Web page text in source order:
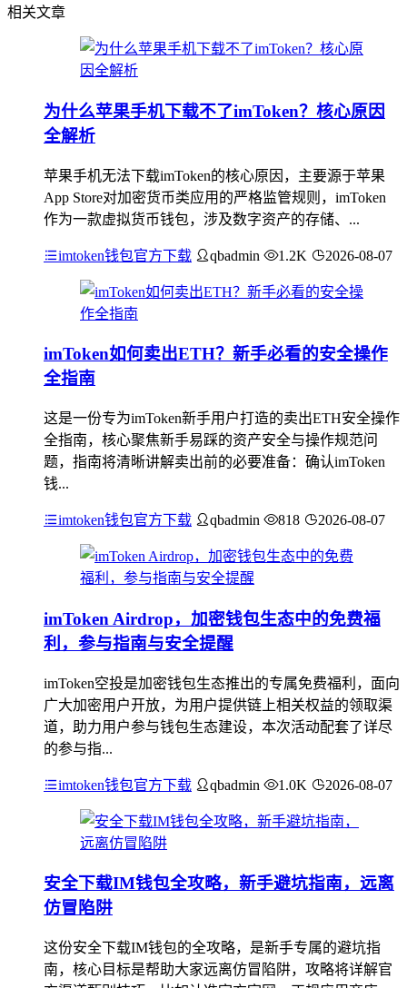
相关文章
为什么苹果手机下载不了imToken？核心原因
全解析
苹果手机无法下载imToken的核心原因，主要源于苹果
App Store对加密货币类应用的严格监管规则，imToken
作为一款虚拟货币钱包，涉及数字资产的存储、...
imtoken钱包官方下载 qbadmin 1.2K 2026-08-07
imToken如何卖出ETH？新手必看的安全操作
全指南
这是一份专为imToken新手用户打造的卖出ETH安全操作
全指南，核心聚焦新手易踩的资产安全与操作规范问
题，指南将清晰讲解卖出前的必要准备：确认imToken
钱...
imtoken钱包官方下载 qbadmin 818 2026-08-07
imToken Airdrop，加密钱包生态中的免费福
利，参与指南与安全提醒
imToken空投是加密钱包生态推出的专属免费福利，面向
广大加密用户开放，为用户提供链上相关权益的领取渠
道，助力用户参与钱包生态建设，本次活动配套了详尽
的参与指...
imtoken钱包官方下载 qbadmin 1.0K 2026-08-07
安全下载IM钱包全攻略，新手避坑指南，远离
仿冒陷阱
这份安全下载IM钱包的全攻略，是新手专属的避坑指
南，核心目标是帮助大家远离仿冒陷阱，攻略将详解官